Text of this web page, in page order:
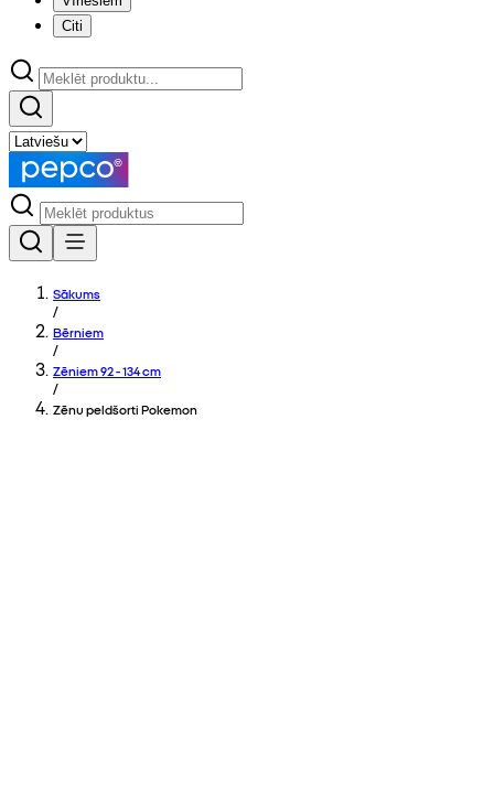
Citi
Sākums
/
Bērniem
/
Zēniem 92 - 134 cm
/
Zēnu peldšorti Pokemon